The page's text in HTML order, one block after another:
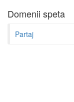
Domenii speta
Partaj